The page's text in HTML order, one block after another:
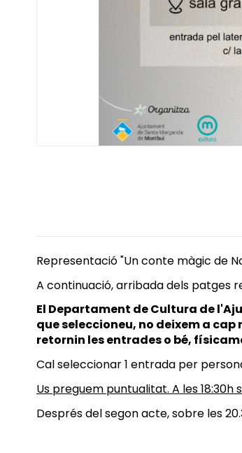
Representació "Un conte màgic de
A continuació, arribada dels patges
El Departament de Cultura de
que seleccioneu, no deixem a
retornin les entrades o bé,
Cal seleccionar 1 entrada per
Us preguem puntualitat. A les
Després del segon acte, sobre les